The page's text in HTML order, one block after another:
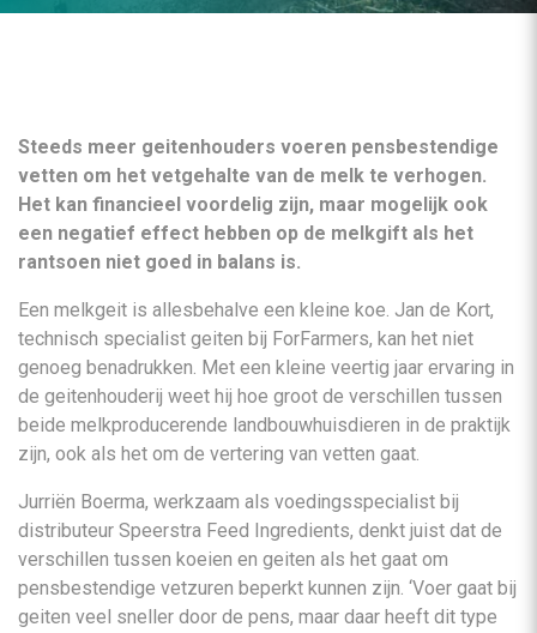
Steeds meer geitenhouders voeren pensbestendige
vetten om het vetgehalte van de melk te verhogen.
Het kan financieel voordelig zijn, maar mogelijk ook
een negatief effect hebben op de melkgift als het
rantsoen niet goed in balans is.
Een melkgeit is allesbehalve een kleine koe. Jan de Kort,
technisch specialist geiten bij ForFarmers, kan het niet
genoeg benadrukken. Met een kleine veertig jaar ervaring in
de geitenhouderij weet hij hoe groot de verschillen tussen
beide melkproducerende landbouwhuisdieren in de praktijk
zijn, ook als het om de vertering van vetten gaat.
Jurriën Boerma, werkzaam als voedingsspecialist bij
distributeur Speerstra Feed Ingredients, denkt juist dat de
verschillen tussen koeien en geiten als het gaat om
pensbestendige vetzuren beperkt kunnen zijn. ‘Voer gaat bij
geiten veel sneller door de pens, maar daar heeft dit type